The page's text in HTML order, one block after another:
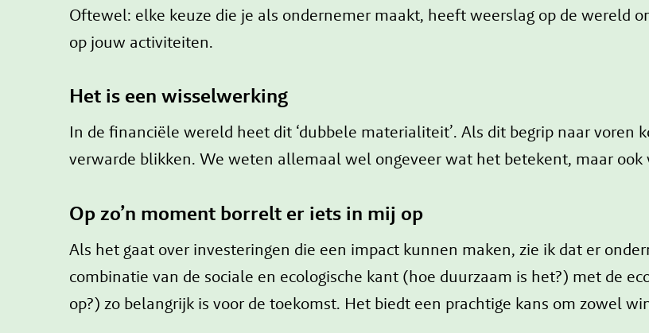
Oftewel: elke keuze die je als ondernemer maakt, heeft weerslag op de wereld
op jouw activiteiten.
Het is een wisselwerking
In de financiële wereld heet dit ‘dubbele materialiteit’. Als dit begrip naar voren
verwarde blikken. We weten allemaal wel ongeveer wat het betekent, maar ook
Op zo’n moment borrelt er iets in mij op
Als het gaat over investeringen die een impact kunnen maken, zie ik dat er
combinatie van de sociale en ecologische kant (hoe duurzaam is het?) met de
op?) zo belangrijk is voor de toekomst. Het biedt een prachtige kans om zowel